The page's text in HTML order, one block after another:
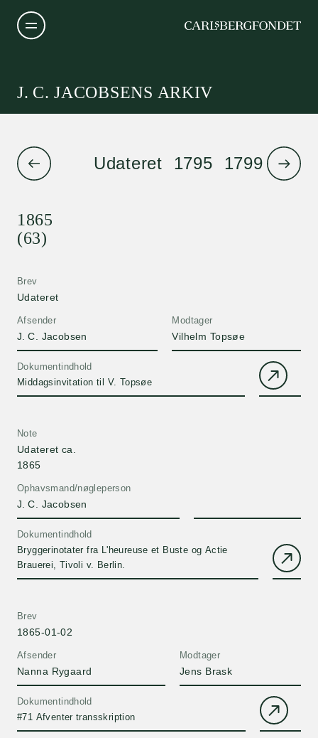
J. C. JACOBSENS ARKIV
Udateret 1795 1799 1801
1865
(63)
Afsender
J. C. Jacobsen
Brev
Udateret
Modtager
Vilhelm Topsøe
Dokumentindhold
Middagsinvitation til V. Topsøe
Ophavsmand/nøgleperson
J. C. Jacobsen
Note
Udateret ca.
1865
Dokumentindhold
Bryggerinotater fra L'heureuse et Buste og Actie
Brauerei, Tivoli v. Berlin.
Afsender
Nanna Rygaard
Brev
1865-01-02
Modtager
Jens Brask
Dokumentindhold
#71 Afventer transskription